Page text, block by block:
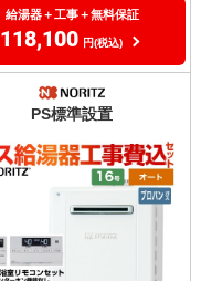
給湯器＋工事＋無料保証
118,100 円(税込)
PS標準設置